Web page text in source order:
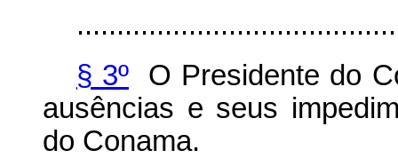
§ 3ºO Presidente do
ausências e seus
do Conama.